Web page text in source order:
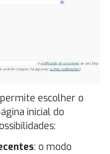
escolher o
inicial do
: o modo